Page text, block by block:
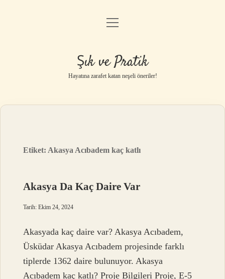
Anasayfa
Yasal Uyarı
menüyü
Şık ve Pratik
Hayatına zarafet katan neşeli öneriler!
Etiket: Akasya Acıbadem kaç katlı
Akasya Da Kaç Daire Var
Tarih: Ekim 24, 2024
Akasyada kaç daire var? Akasya Acıbadem,
Üsküdar Akasya Acıbadem projesinde farklı
tiplerde 1362 daire bulunuyor. Akasya
Acıbadem kaç katlı? Proje Bilgileri Proje, E-5